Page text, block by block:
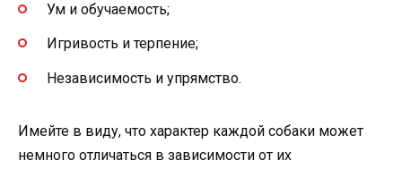
Ум и обучаемость;
Игривость и терпение;
Независимость и упрямство.
Имейте в виду, что характер каждой собаки может
немного отличаться в зависимости от их